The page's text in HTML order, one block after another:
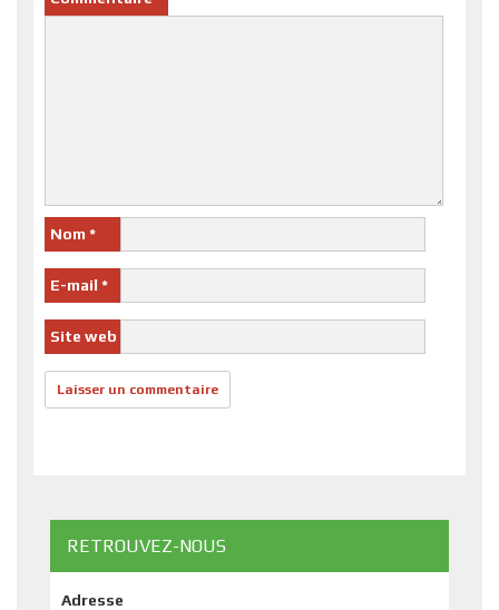
Nom *
E-mail *
Site web
RETROUVEZ-NOUS
Adresse